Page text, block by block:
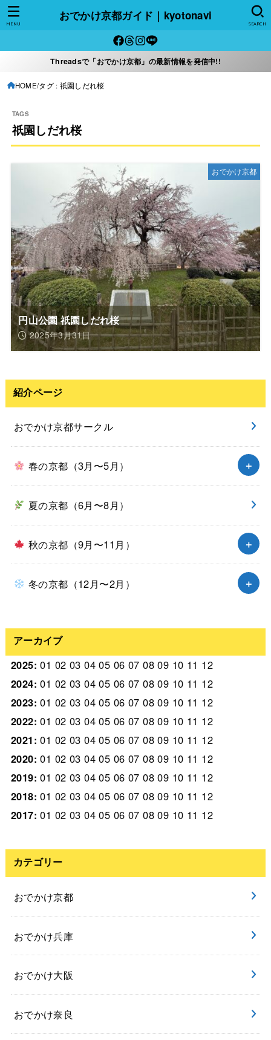
おでかけ京都ガイド｜kyotonavi
SEARCH
MENU
Threadsで「おでかけ京都」の最新情報を発信中!!
HOME タグ : 祇園しだれ桜
祇園しだれ桜
おでかけ京都
円山公園 祇園しだれ桜
2025年3月31日
紹介ページ
おでかけ京都サークル
春の京都（3月〜5月）
夏の京都（6月〜8月）
秋の京都（9月〜11月）
冬の京都（12月〜2月）
アーカイブ
2025:01 02 03 04 05 06 07 08 09 10 11 12
2024:01 02 03 04 05 06 07 08 09 10 11 12
2023:01 02 03 04 05 06 07 08 09 10 11 12
2022:01 02 03 04 05 06 07 08 09 10 11 12
2021:01 02 03 04 05 06 07 08 09 10 11 12
2020:01 02 03 04 05 06 07 08 09 10 11 12
2019:01 02 03 04 05 06 07 08 09 10 11 12
2018:01 02 03 04 05 06 07 08 09 10 11 12
2017:01 02 03 04 05 06 07 08 09 10 11 12
カテゴリー
おでかけ京都
おでかけ兵庫
おでかけ大阪
おでかけ奈良